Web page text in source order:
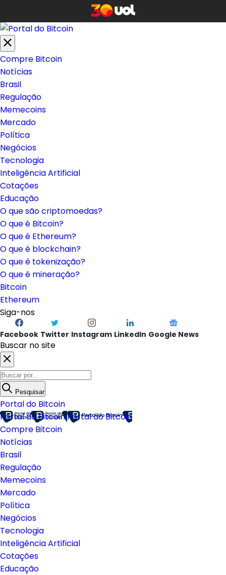
Compre Bitcoin
Notícias
Brasil
Regulação
Memecoins
Mercado
Política
Negócios
Tecnologia
Inteligência Artificial
Cotações
Educação
O que são criptomoedas?
O que é Bitcoin?
O que é Ethereum?
O que é blockchain?
O que é tokenização?
O que é mineração?
Bitcoin
Ethereum
Siga-nos
Facebook Twitter Instagram LinkedIn Google News
Buscar no site
Pesquisar
Portal do Bitcoin
Portal do BitcoinPortal do Bitcoin
Compre Bitcoin
Notícias
Brasil
Regulação
Memecoins
Mercado
Política
Negócios
Tecnologia
Inteligência Artificial
Cotações
Educação